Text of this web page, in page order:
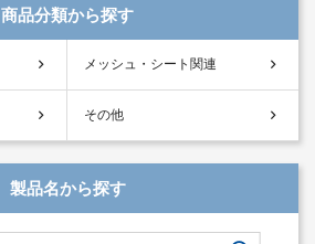
商品分類から探す
メッシュ・シート関連
その他
製品名から探す